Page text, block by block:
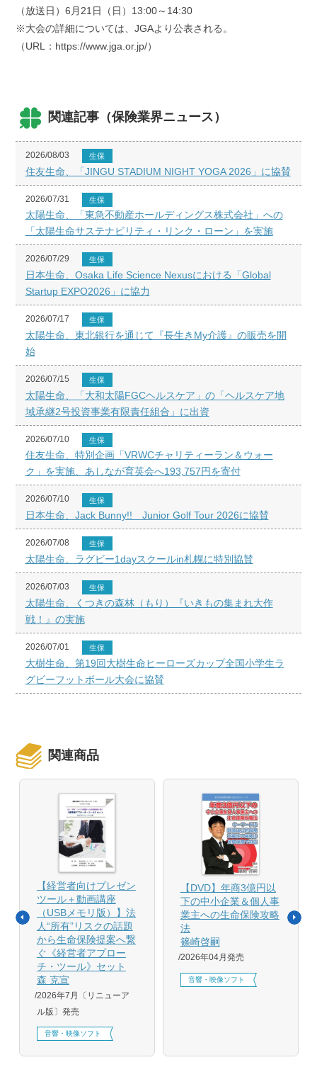
（放送日）6月21日（日）13:00～14:30
※大会の詳細については、JGAより公表される。
（URL：https://www.jga.or.jp/）
関連記事（保険業界ニュース）
2026/08/03 生保
住友生命、「JINGU STADIUM NIGHT YOGA 2026」に協賛
2026/07/31 生保
太陽生命、「東急不動産ホールディングス株式会社」への
「太陽生命サステナビリティ・リンク・ローン」を実施
2026/07/29 生保
日本生命、Osaka Life Science Nexusにおける「Global
Startup EXPO2026」に協力
2026/07/17 生保
太陽生命、東北銀行を通じて『長生きMy介護』の販売を開
始
2026/07/15 生保
太陽生命、「大和太陽FGCヘルスケア」の「ヘルスケア地
域承継2号投資事業有限責任組合」に出資
2026/07/10 生保
住友生命、特別企画「VRWCチャリティーラン＆ウォー
ク」を実施、あしなが育英会へ193,757円を寄付
2026/07/10 生保
日本生命、Jack Bunny!! Junior Golf Tour 2026に協賛
2026/07/08 生保
太陽生命、ラグビー1dayスクールin札幌に特別協賛
2026/07/03 生保
太陽生命、くつきの森林（もり）『いきもの集まれ大作
戦！』の実施
2026/07/01 生保
大樹生命、第19回大樹生命ヒーローズカップ全国小学生ラ
グビーフットボール大会に協賛
関連商品
【経営者向けプレゼン
ツール＋動画講座
（USBメモリ版）】法
人“所有”リスクの話題
から生命保険提案へ繋
ぐ《経営者アプロー
チ・ツール》セット
森 克宣
2026年7月〔リニューア
ル版〕発売
音響・映像ソフト
【DVD】年商3億円以
下の中小企業＆個人事
業主への生命保険攻略
法
篠崎啓嗣
2026年04月発売
音響・映像ソフト